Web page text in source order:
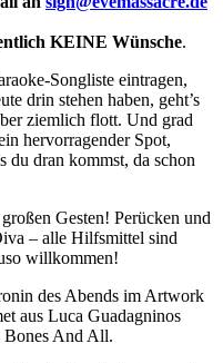
KEINE Wünsche.
Songliste eintragen,
drin stehen haben, geht’s
ziemlich flott. Und grad
hervorragender Spot,
du dran kommst, da schon
Gesten! Perücken und
– alle Hilfsmittel sind
willkommen!
des Abends im Artwork
aus Luca Guadagninos
Bones And All.